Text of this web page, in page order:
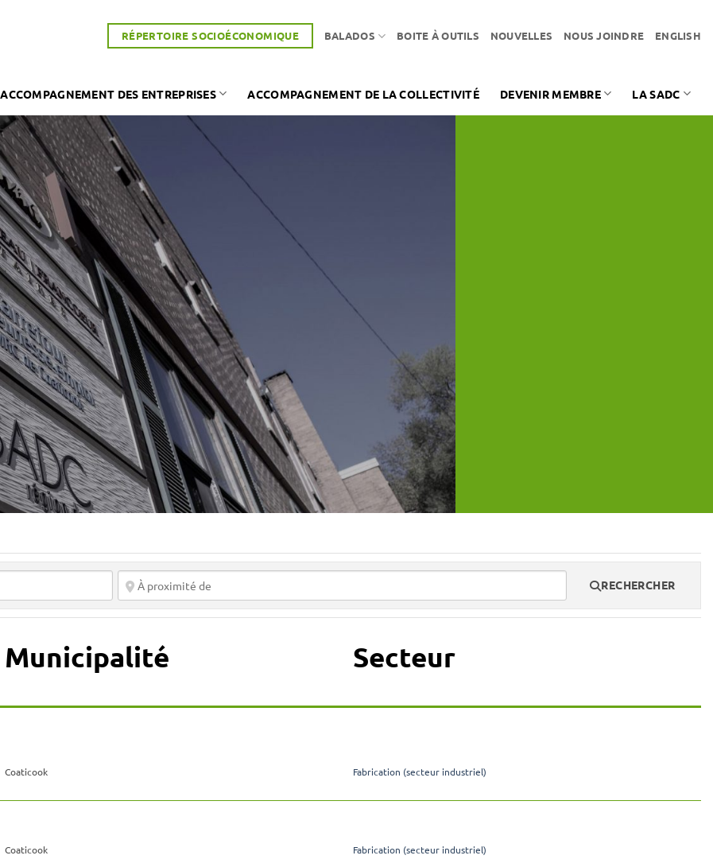
RÉPERTOIRE SOCIOÉCONOMIQUE BALADOS BOITE À OUTILS NOUVELLES NOUS JOINDRE ENGLISH
ACCOMPAGNEMENT DES ENTREPRISES ACCOMPAGNEMENT DE LA COLLECTIVITÉ DEVENIR MEMBRE LA SADC
RECHERCHER
Municipalité Secteur
Coaticook Fabrication (secteur industriel)
Coaticook Fabrication (secteur industriel)